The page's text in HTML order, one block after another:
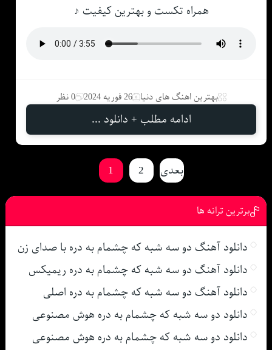
همراه تکست و بهترین کیفیت ♪
بهترین اهنگ های دنیا 26 فوریه 2024 0 نظر
ادامه مطلب + دانلود ...
1 2 بعدی
برترین ترانه ها
دانلود آهنگ دو سه شبه که چشمام به دره با صدای زن
دانلود آهنگ دو سه شبه که چشمام به دره ریمیکس
دانلود آهنگ دو سه شبه که چشمام به دره اصلی
دانلود دو سه شبه که چشمام به دره هوش مصنوعی
دانلود دو سه شبه که چشمام به دره هوش مصنوعی